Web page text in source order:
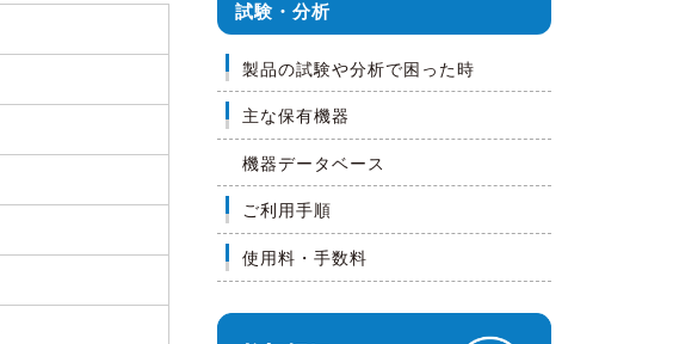
試験・分析
製品の試験や分析で困った時
主な保有機器
機器データベース
ご利用手順
使用料・手数料